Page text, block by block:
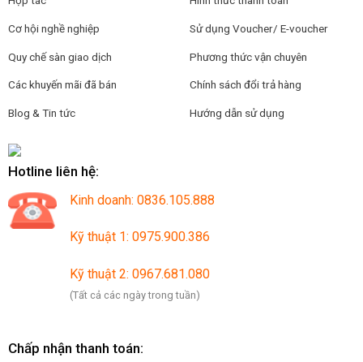
Cơ hội nghề nghiệp
Quy chế sàn giao dịch
Các khuyến mãi đã bán
Blog & Tin tức
Sử dụng Voucher/ E-voucher
Phương thức vận chuyên
Chính sách đổi trả hàng
Hướng dẫn sử dụng
Hotline liên hệ:
Kinh doanh: 0836.105.888
Kỹ thuật 1: 0975.900.386
Kỹ thuật 2: 0967.681.080
(Tất cả các ngày trong tuần)
Chấp nhận thanh toán: